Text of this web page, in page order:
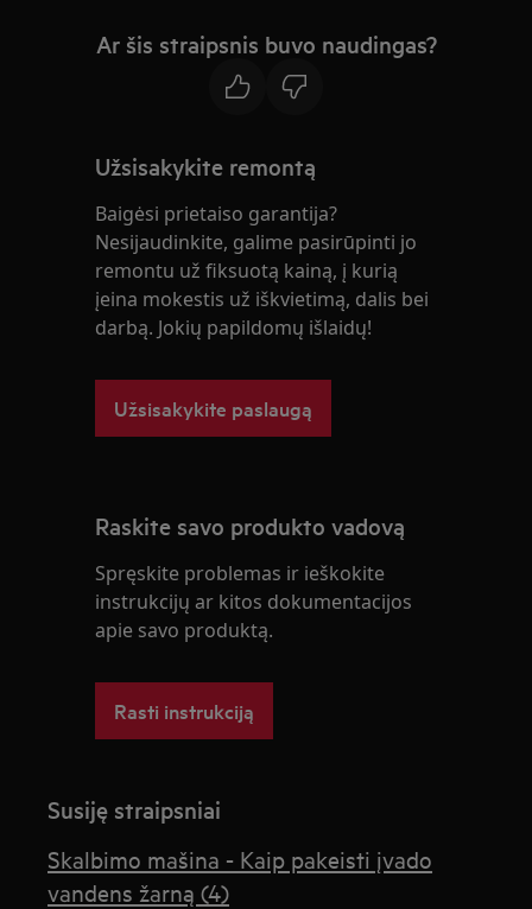
Ar šis straipsnis buvo naudingas?
Užsisakykite remontą
Baigėsi prietaiso garantija?
Nesijaudinkite, galime pasirūpinti jo
remontu už fiksuotą kainą, į kurią
įeina mokestis už iškvietimą, dalis bei
darbą. Jokių papildomų išlaidų!
Užsisakykite paslaugą
Raskite savo produkto vadovą
Spręskite problemas ir ieškokite
instrukcijų ar kitos dokumentacijos
apie savo produktą.
Rasti instrukciją
Susiję straipsniai
Skalbimo mašina - Kaip pakeisti įvado
vandens žarną (4)